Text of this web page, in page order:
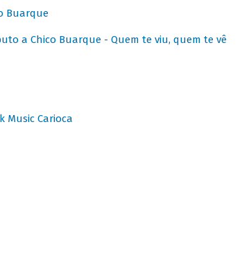
Buarque
a Chico Buarque - Quem te viu, quem te vê
Music Carioca